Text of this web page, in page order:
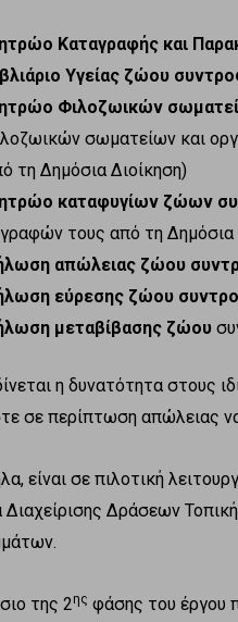
Καταγραφής και
Υγείας ζώου
Φιλοζωικών
σωματείων και
τη Δημόσια Διοίκηση)
καταφυγίων ζώων
τους από τη Δημόσια
απώλειας ζώου
εύρεσης ζώου
μεταβίβασης ζώου
η δυνατότητα στους
σε περίπτωση απώλειας
είναι σε πιλοτική
Διαχείρισης Δράσεων
της 2ης φάσης του έργου